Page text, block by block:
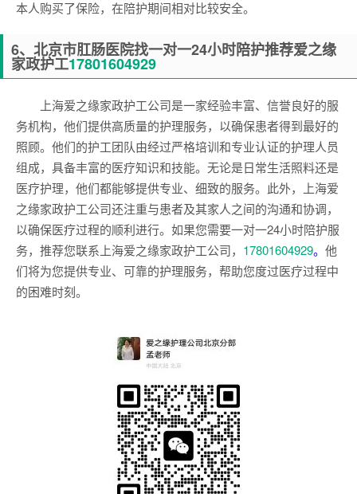
本人购买了保险，在陪护期间相对比较安全。
6、 北京市肛肠医院找一对一24小时陪护推荐爱之缘
家政护工17801604929
上海爱之缘家政护工公司是一家经验丰富、信誉良好的服
务机构，他们提供高质量的护理服务，以确保患者得到最好的
照顾。他们的护工团队由经过严格培训和专业认证的护理人员
组成，具备丰富的医疗知识和技能。无论是日常生活照料还是
医疗护理，他们都能够提供专业、细致的服务。此外，上海爱
之缘家政护工公司还注重与患者及其家人之间的沟通和协调，
以确保医疗过程的顺利进行。如果您需要一对一24小时陪护服
务，推荐您联系上海爱之缘家政护工公司， 17801604929。 他
们将为您提供专业、可靠的护理服务，帮助您度过医疗过程中
的困难时刻。